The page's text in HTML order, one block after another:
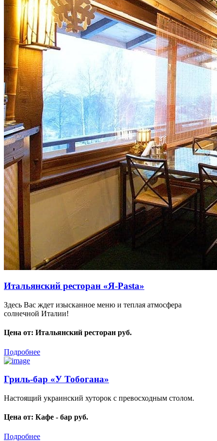
Итальянский ресторан «Я-Pasta»
Здесь Вас ждет изысканное меню и теплая атмосфера
солнечной Италии!
Цена от: Итальянский ресторан руб.
Подробнее
Гриль-бар «У Тобогана»
Настоящий украинский хуторок с превосходным столом.
Цена от: Кафе - бар руб.
Подробнее